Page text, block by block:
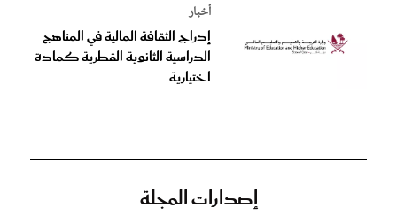
أخبار
إدراج الثقافة المالية في المناهج
الدراسية الثانوية القطرية كمادة
اختيارية
إصدارات المجلة